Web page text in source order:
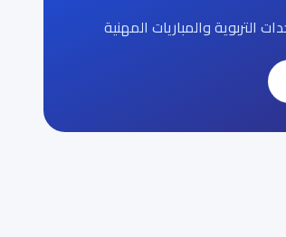
التربوية والمباريات المهنية